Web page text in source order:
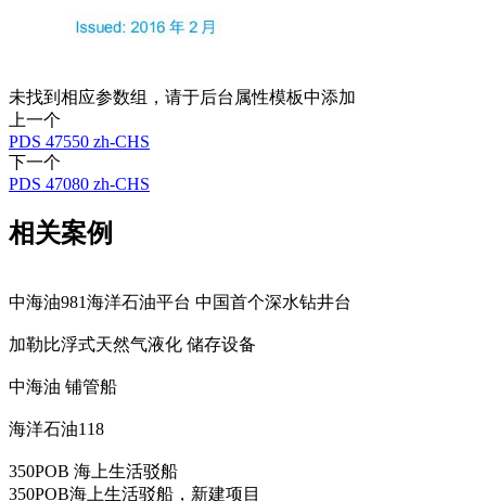
未找到相应参数组，请于后台属性模板中添加
上一个
PDS 47550 zh-CHS
下一个
PDS 47080 zh-CHS
相关案例
中海油981海洋石油平台 中国首个深水钻井台
加勒比浮式天然气液化 储存设备
中海油 铺管船
海洋石油118
350POB 海上生活驳船
350POB海上生活驳船，新建项目